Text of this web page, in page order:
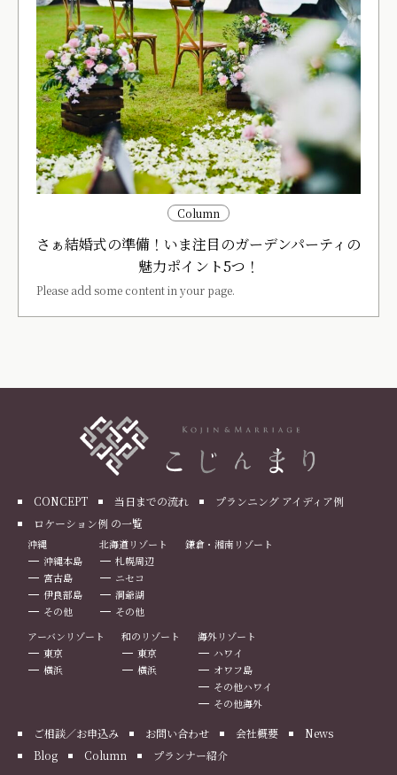
Column
さぁ結婚式の準備！いま注目のガーデンパーティの
魅力ポイント5つ！
Please add some content in your page.
CONCEPT 当日までの流れ
プランニング アイディア例
ロケーション例 の一覧
沖縄
沖縄本島
宮古島
伊良部島
その他
北海道リゾート
札幌周辺
ニセコ
洞爺湖
その他
鎌倉・湘南リゾート
アーバンリゾート
東京
横浜
和のリゾート
東京
横浜
海外リゾート
ハワイ
オワフ島
その他ハワイ
その他海外
ご相談／お申込み お問い合わせ 会社概要
News
Blog
Column プランナー紹介